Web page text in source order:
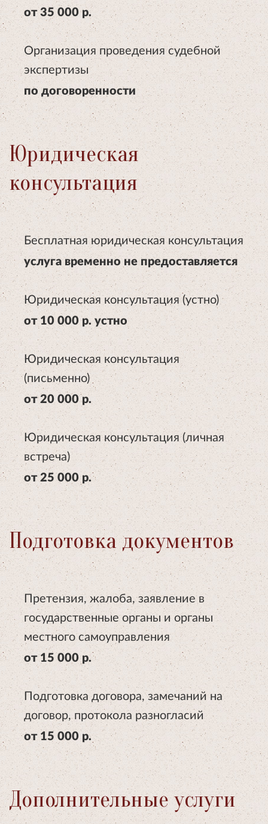
от 35 000 р.
Организация проведения судебной
экспертизы
по договоренности
Юридическая
консультация
Бесплатная юридическая консультация
услуга временно не предоставляется
Юридическая консультация (устно)
от 10 000 р. устно
Юридическая консультация
(письменно)
от 20 000 р.
Юридическая консультация (личная
встреча)
от 25 000 р.
Подготовка документов
Претензия, жалоба, заявление в
государственные органы и органы
местного самоуправления
от 15 000 р.
Подготовка договора, замечаний на
договор, протокола разногласий
от 15 000 р.
Дополнительные услуги